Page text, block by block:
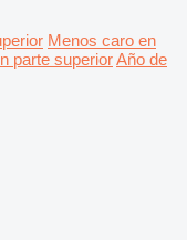
Menos caro en
parte superiorAño de